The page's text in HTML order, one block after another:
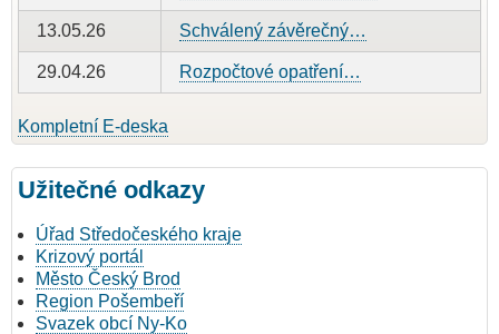
13.05.26 Schválený závěrečný…
29.04.26 Rozpočtové opatření…
Kompletní E-deska
Užitečné odkazy
Úřad Středočeského kraje
Krizový portál
Město Český Brod
Region Pošembeří
Svazek obcí Ny-Ko